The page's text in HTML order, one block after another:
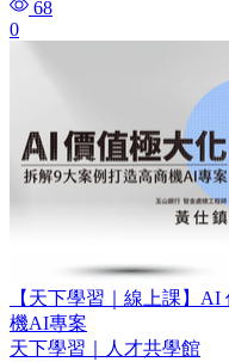
68
0
【天下學習｜線上課】
機AI專案
天下學習｜人才共學館